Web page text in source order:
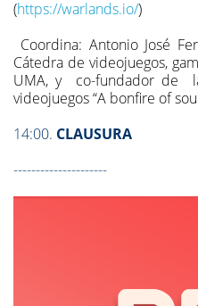
(https://warlands.io/)
Coordina: Antonio José
Cátedra de videojuegos,
UMA, y co-fundador de
videojuegos “A bonfire of
14:00. CLAUSURA
---------------------